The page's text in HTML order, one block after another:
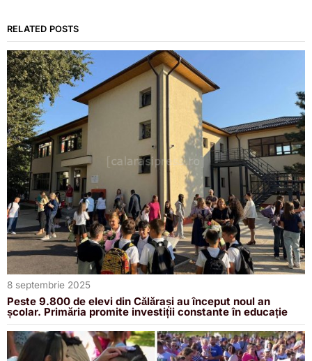
RELATED POSTS
8 septembrie 2025
Peste 9.800 de elevi din Călărași au început noul an
școlar. Primăria promite investiții constante în educație